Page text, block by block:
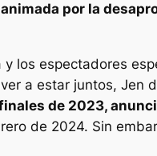
por la
los espectadores
a estar juntos, Jen
de 2023,
de 2024. Sin